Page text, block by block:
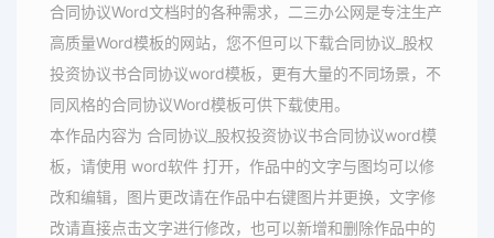
合同协议Word文档时的各种需求，二三办公网是专注生产
高质量Word模板的网站，您不但可以下载合同协议_股权
投资协议书合同协议word模板，更有大量的不同场景，不
同风格的合同协议Word模板可供下载使用。
本作品内容为 合同协议_股权投资协议书合同协议word模
板，请使用 word软件 打开，作品中的文字与图均可以修
改和编辑，图片更改请在作品中右键图片并更换，文字修
改请直接点击文字进行修改，也可以新增和删除作品中的